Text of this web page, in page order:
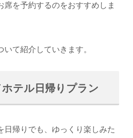
席を予約するのをおすすめしま
て紹介していきます。
テル日帰りプラン
日帰りでも、ゆっくり楽しみた